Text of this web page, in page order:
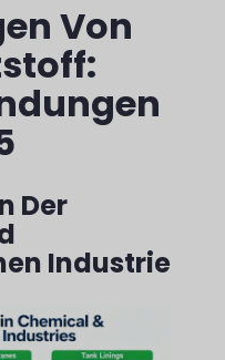
Von
Der
Industrie